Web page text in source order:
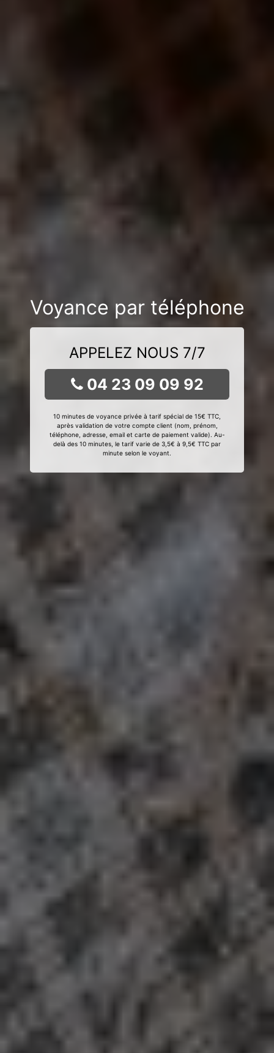
Voyance par téléphone
APPELEZ NOUS 7/7
04 23 09 09 92
10 minutes de voyance privée à tarif spécial de 15€ TTC,
après validation de votre compte client (nom, prénom,
téléphone, adresse, email et carte de paiement valide). Au-
delà des 10 minutes, le tarif varie de 3,5€ à 9,5€ TTC par
minute selon le voyant.